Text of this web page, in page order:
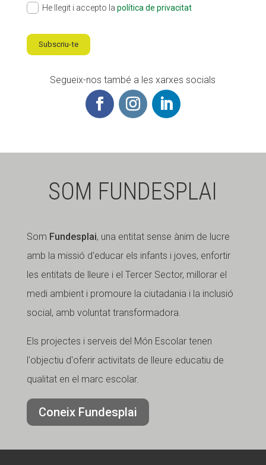
He llegit i accepto la política de privacitat
Subscriu-te
Segueix-nos també a les xarxes socials
SOM FUNDESPLAI
Som Fundesplai, una entitat sense ànim de lucre
amb la missió d'educar els infants i joves, enfortir
les entitats de lleure i el Tercer Sector, millorar el
medi ambient i promoure la ciutadania i la inclusió
social, amb voluntat transformadora.
Els projectes i serveis del Món Escolar tenen
l'objectiu d'oferir activitats de lleure educatiu de
qualitat en el marc escolar.
Coneix Fundesplai